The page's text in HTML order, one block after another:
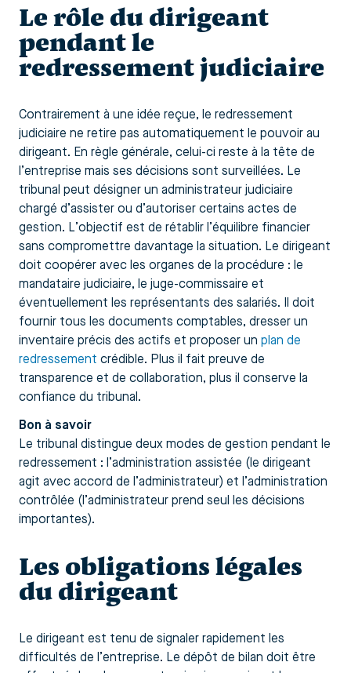
Le rôle du dirigeant
pendant le
redressement judiciaire
Contrairement à une idée reçue, le redressement
judiciaire ne retire pas automatiquement le pouvoir au
dirigeant. En règle générale, celui-ci reste à la tête de
l’entreprise mais ses décisions sont surveillées. Le
tribunal peut désigner un administrateur judiciaire
chargé d’assister ou d’autoriser certains actes de
gestion. L’objectif est de rétablir l’équilibre financier
sans compromettre davantage la situation. Le dirigeant
doit coopérer avec les organes de la procédure : le
mandataire judiciaire, le juge-commissaire et
éventuellement les représentants des salariés. Il doit
fournir tous les documents comptables, dresser un
inventaire précis des actifs et proposer un plan de
redressement crédible. Plus il fait preuve de
transparence et de collaboration, plus il conserve la
confiance du tribunal.
Bon à savoir
Le tribunal distingue deux modes de gestion pendant le
redressement : l’administration assistée (le dirigeant
agit avec accord de l’administrateur) et l’administration
contrôlée (l’administrateur prend seul les décisions
importantes).
Les obligations légales
du dirigeant
Le dirigeant est tenu de signaler rapidement les
difficultés de l’entreprise. Le dépôt de bilan doit être